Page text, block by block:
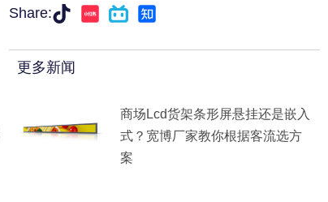
Share:
更多新闻
商场lcd货架条形屏悬挂还是嵌入
式？宽博厂家教你根据客流选方
案